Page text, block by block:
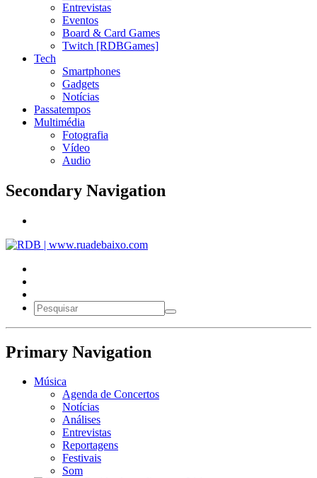
Entrevistas
Eventos
Board & Card Games
Twitch [RDBGames]
Tech
Smartphones
Gadgets
Notícias
Passatempos
Multimédia
Fotografia
Vídeo
Audio
Secondary Navigation
Primary Navigation
Música
Agenda de Concertos
Notícias
Análises
Entrevistas
Reportagens
Festivais
Som